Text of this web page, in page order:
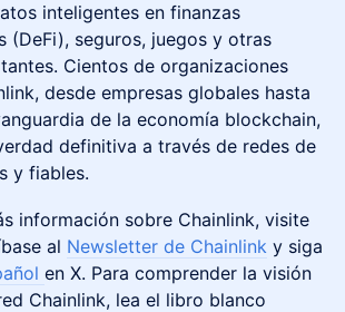
inteligentes en finanzas
(DeFi), seguros, juegos y otras
Cientos de organizaciones
desde empresas globales hasta
de la economía blockchain,
definitiva a través de redes de
y fiables.
información sobre Chainlink, visite
al Newsletter de Chainlink y siga
en X. Para comprender la visión
Chainlink, lea el libro blanco